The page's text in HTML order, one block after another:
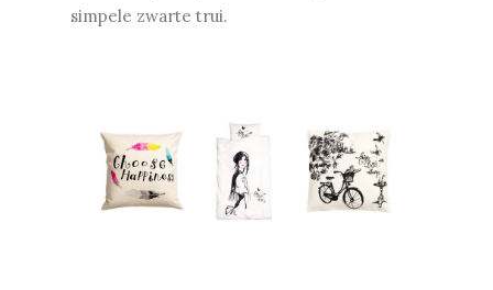
simpele zwarte trui.